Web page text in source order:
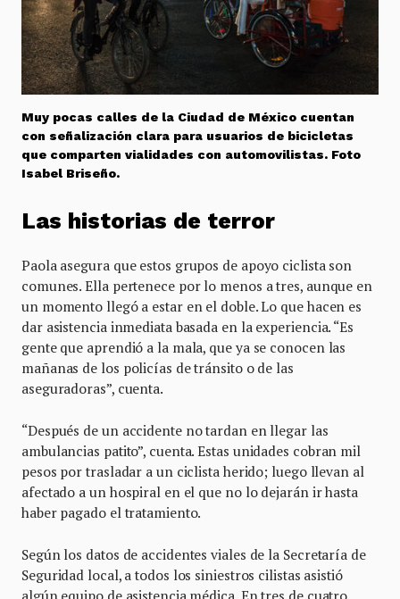
Muy pocas calles de la Ciudad de México cuentan
con señalización clara para usuarios de bicicletas
que comparten vialidades con automovilistas. Foto
Isabel Briseño.
Las historias de terror
Paola asegura que estos grupos de apoyo ciclista son
comunes. Ella pertenece por lo menos a tres, aunque en
un momento llegó a estar en el doble. Lo que hacen es
dar asistencia inmediata basada en la experiencia. “Es
gente que aprendió a la mala, que ya se conocen las
mañanas de los policías de tránsito o de las
aseguradoras”, cuenta.
“Después de un accidente no tardan en llegar las
ambulancias patito”, cuenta. Estas unidades cobran mil
pesos por trasladar a un ciclista herido; luego llevan al
afectado a un hospiral en el que no lo dejarán ir hasta
haber pagado el tratamiento.
Según los datos de accidentes viales de la Secretaría de
Seguridad local, a todos los siniestros cilistas asistió
algún equipo de asistencia médica. En tres de cuatro,